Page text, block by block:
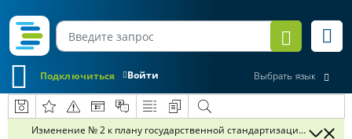
Войти
Подключиться Выбрать язык
Изменение № 2 к плану государственной стандартизации